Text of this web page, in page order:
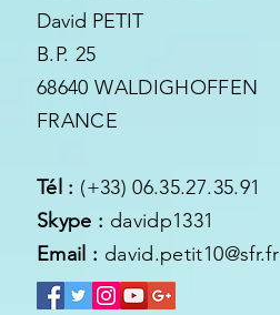
David PETIT
B.P. 25
68640 WALDIGHOFFEN
FRANCE
Tél : (+33) 06.35.27.35.91
Skype : davidp1331
Email : david.petit10@sfr.fr